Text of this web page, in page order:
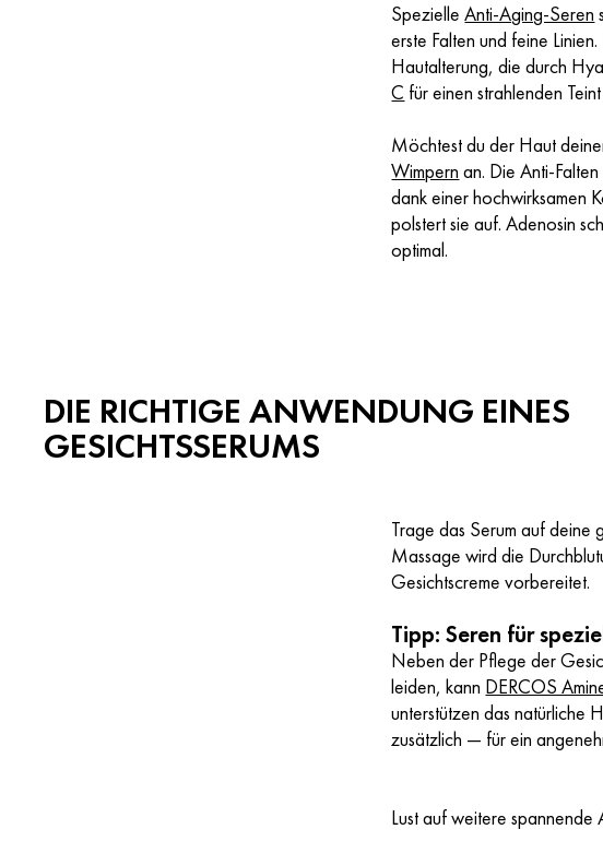
SpezielleAnti-Aging-Seren
erste Falten und feine
Hautalterung, die durch
C für einen strahlenden
Möchtest du der Haut
Wimpern an. Die Anti-
dank einer hochwirksamen
polstert sie auf. Adenosin
optimal.
DIE RICHTIGE ANWENDUNG EINES
GESICHTSSERUMS
Trage das Serum auf deine
Massage wird die
Gesichtscreme vorbereitet.
Tipp: Seren für
Neben der Pflege der
leiden, kann DERCOS
unterstützen das natürliche
zusätzlich — für ein
Lust auf weitere